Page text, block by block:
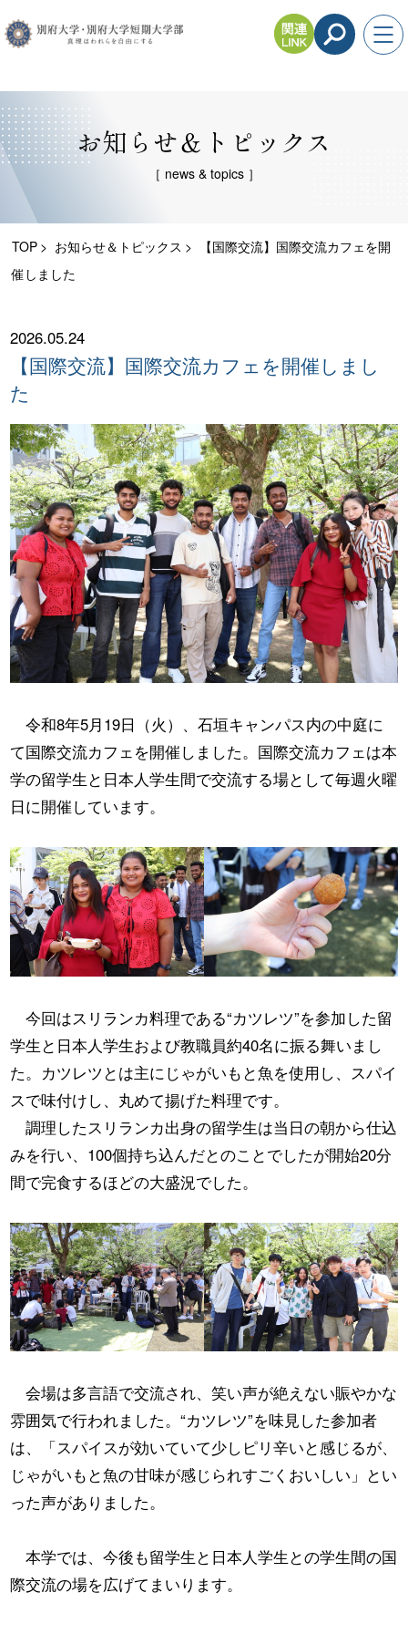
お知らせ＆トピックス
［ news & topics ］
TOP お知らせ＆トピックス
【国際交流】国際交流カフェを開
催しました
2026.05.24
【国際交流】国際交流カフェを開催しまし
た
令和8年5月19日（火）、石垣キャンパス内の中庭に
て国際交流カフェを開催しました。国際交流カフェは本
学の留学生と日本人学生間で交流する場として毎週火曜
日に開催しています。
今回はスリランカ料理である“カツレツ”を参加した留
学生と日本人学生および教職員約40名に振る舞いまし
た。カツレツとは主にじゃがいもと魚を使用し、スパイ
スで味付けし、丸めて揚げた料理です。
調理したスリランカ出身の留学生は当日の朝から仕込
みを行い、100個持ち込んだとのことでしたが開始20分
間で完食するほどの大盛況でした。
会場は多言語で交流され、笑い声が絶えない賑やかな
雰囲気で行われました。“カツレツ”を味見した参加者
は、「スパイスが効いていて少しピリ辛いと感じるが、
じゃがいもと魚の甘味が感じられすごくおいしい」とい
った声がありました。
本学では、今後も留学生と日本人学生との学生間の国
際交流の場を広げてまいります。